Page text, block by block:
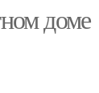
доме